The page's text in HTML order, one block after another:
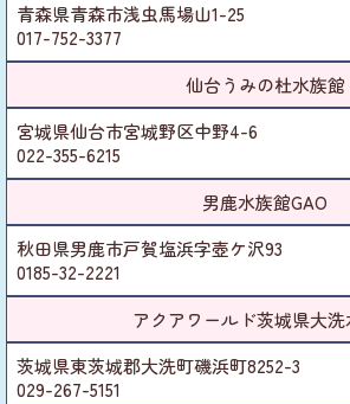
青森県青森市浅虫馬場山1-25
017-752-3377
仙台うみの杜水族館
宮城県仙台市宮城野区中野4-6
022-355-6215
男鹿水族館GAO
秋田県男鹿市戸賀塩浜字壺ケ沢93
0185-32-2221
アクアワールド茨城県大
茨城県東茨城郡大洗町磯浜町8252-3
029-267-5151